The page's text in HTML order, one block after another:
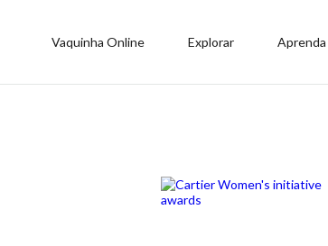
Vaquinha Online Explorar Aprenda